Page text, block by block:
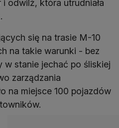
odwilż, która utrudniała
się na trasie M-10
na takie warunki - bez
w stanie jechać po śliskiej
zarządzania
na miejsce 100 pojazdów